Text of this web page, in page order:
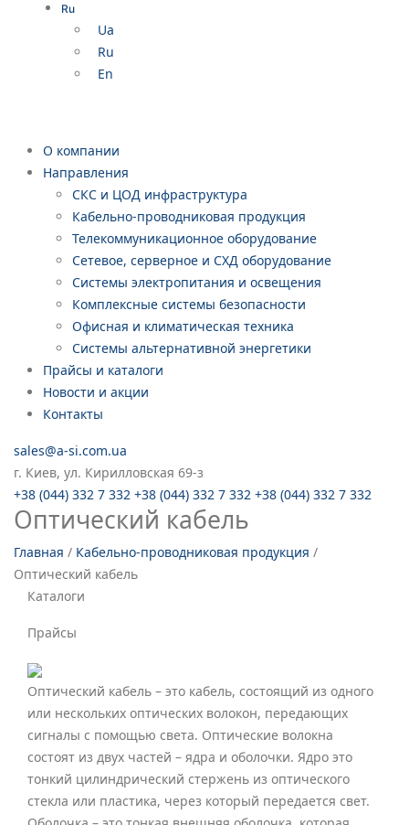
Ru
Ua
Ru
En
О компании
Направления
СКС и ЦОД инфраструктура
Кабельно-проводниковая продукция
Телекоммуникационное оборудование
Сетевое, серверное и СХД оборудование
Системы электропитания и освещения
Комплексные системы безопасности
Офисная и климатическая техника
Системы альтернативной энергетики
Прайсы и каталоги
Новости и акции
Контакты
sales@a-si.com.ua
г. Киев, ул. Кирилловская 69-з
+38 (044) 332 7 332 +38 (044) 332 7 332 +38 (044) 332 7 332
Оптический кабель
Главная / Кабельно-проводниковая продукция /
Оптический кабель
Каталоги
Прайсы
Оптический кабель – это кабель, состоящий из одного
или нескольких оптических волокон, передающих
сигналы с помощью света. Оптические волокна
состоят из двух частей – ядра и оболочки. Ядро это
тонкий цилиндрический стержень из оптического
стекла или пластика, через который передается свет.